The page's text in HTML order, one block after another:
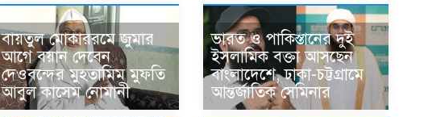
বায়তুল মোকাররমে জুমার
আগে বয়ান দেবেন
দেওবন্দের মুহতামিম মুফতি
আবুল কাসেম নোমানী
ভারত ও পাকিস্তানের দুই
ইসলামিক বক্তা আসছেন
বাংলাদেশে, ঢাকা-চট্টগ্রামে
আন্তর্জাতিক সেমিনার